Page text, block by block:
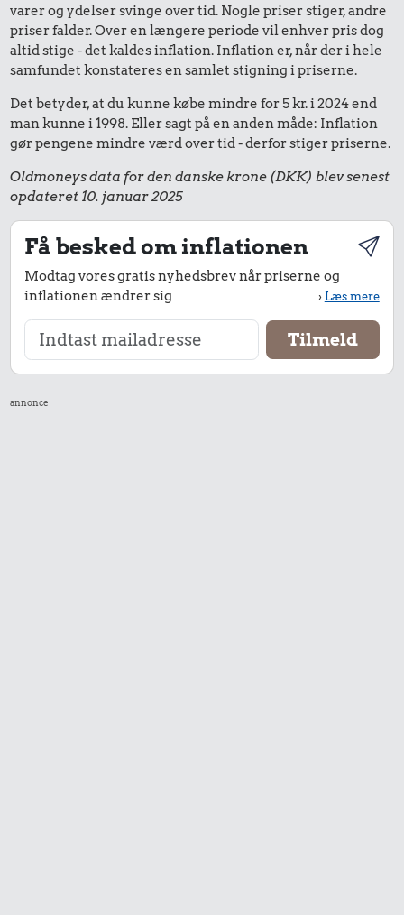
varer og ydelser svinge over tid. Nogle priser stiger, andre
priser falder. Over en længere periode vil enhver pris dog
altid stige - det kaldes inflation. Inflation er, når der i hele
samfundet konstateres en samlet stigning i priserne.
Det betyder, at du kunne købe mindre for 5 kr. i 2024 end
man kunne i 1998. Eller sagt på en anden måde: Inflation
gør pengene mindre værd over tid - derfor stiger priserne.
Oldmoneys data for den danske krone (DKK) blev senest
opdateret 10. januar 2025
Få besked om inflationen
Modtag vores gratis nyhedsbrev når priserne og
inflationen ændrer sig
›Læs mere
annonce